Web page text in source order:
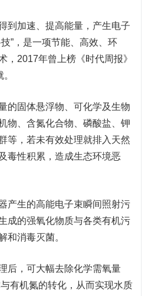
到加速、提高能量，产生电子
”，是一项节能、高效、环
， 2017年曾上榜《时代周报》
固体悬浮物、可化学及生物
物、含氮化合物、磷酸盐、钾
等，若未有效处理就排入天然
毒性积累，造成生态环境恶
生的高能电子束瞬间照射污
成的强氧化物质与各类有机污
和消毒灭菌。
，可大幅去除化学需氧量
有机氮的转化，从而实现水质